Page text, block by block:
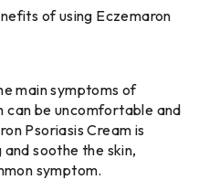
of using Eczemaron
main symptoms of
can be uncomfortable and
Psoriasis Cream is
soothe the skin,
symptom.